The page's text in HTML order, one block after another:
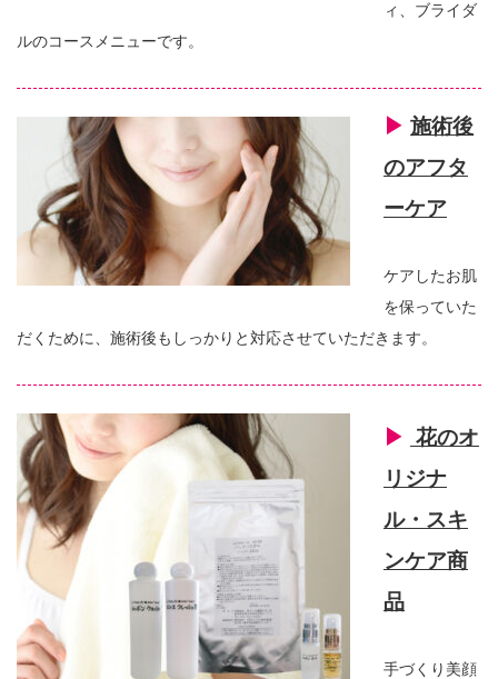
ィ、ブライダ
ルのコースメニューです。
▶︎ 施術後
のアフタ
ーケア
ケアしたお肌
を保っていた
だくために、施術後もしっかりと対応させていただきます。
▶︎ 花のオ
リジナ
ル・スキ
ンケア商
品
手づくり美顔